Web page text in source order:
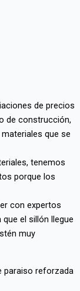
de precios
de construcción,
que se
tenemos
porque los
con expertos
el sillón llegue
muy
paraiso reforzada